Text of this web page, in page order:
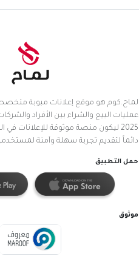
لماح.كوم هو موقع إعلانات مبوبة
عمليات البيع والشراء بين الأفراد
2025 ليكون منصة موثوقة للإعلانات
دائماً لتقديم تجربة سهلة وآمنة
حمل التطبيق
موثوق